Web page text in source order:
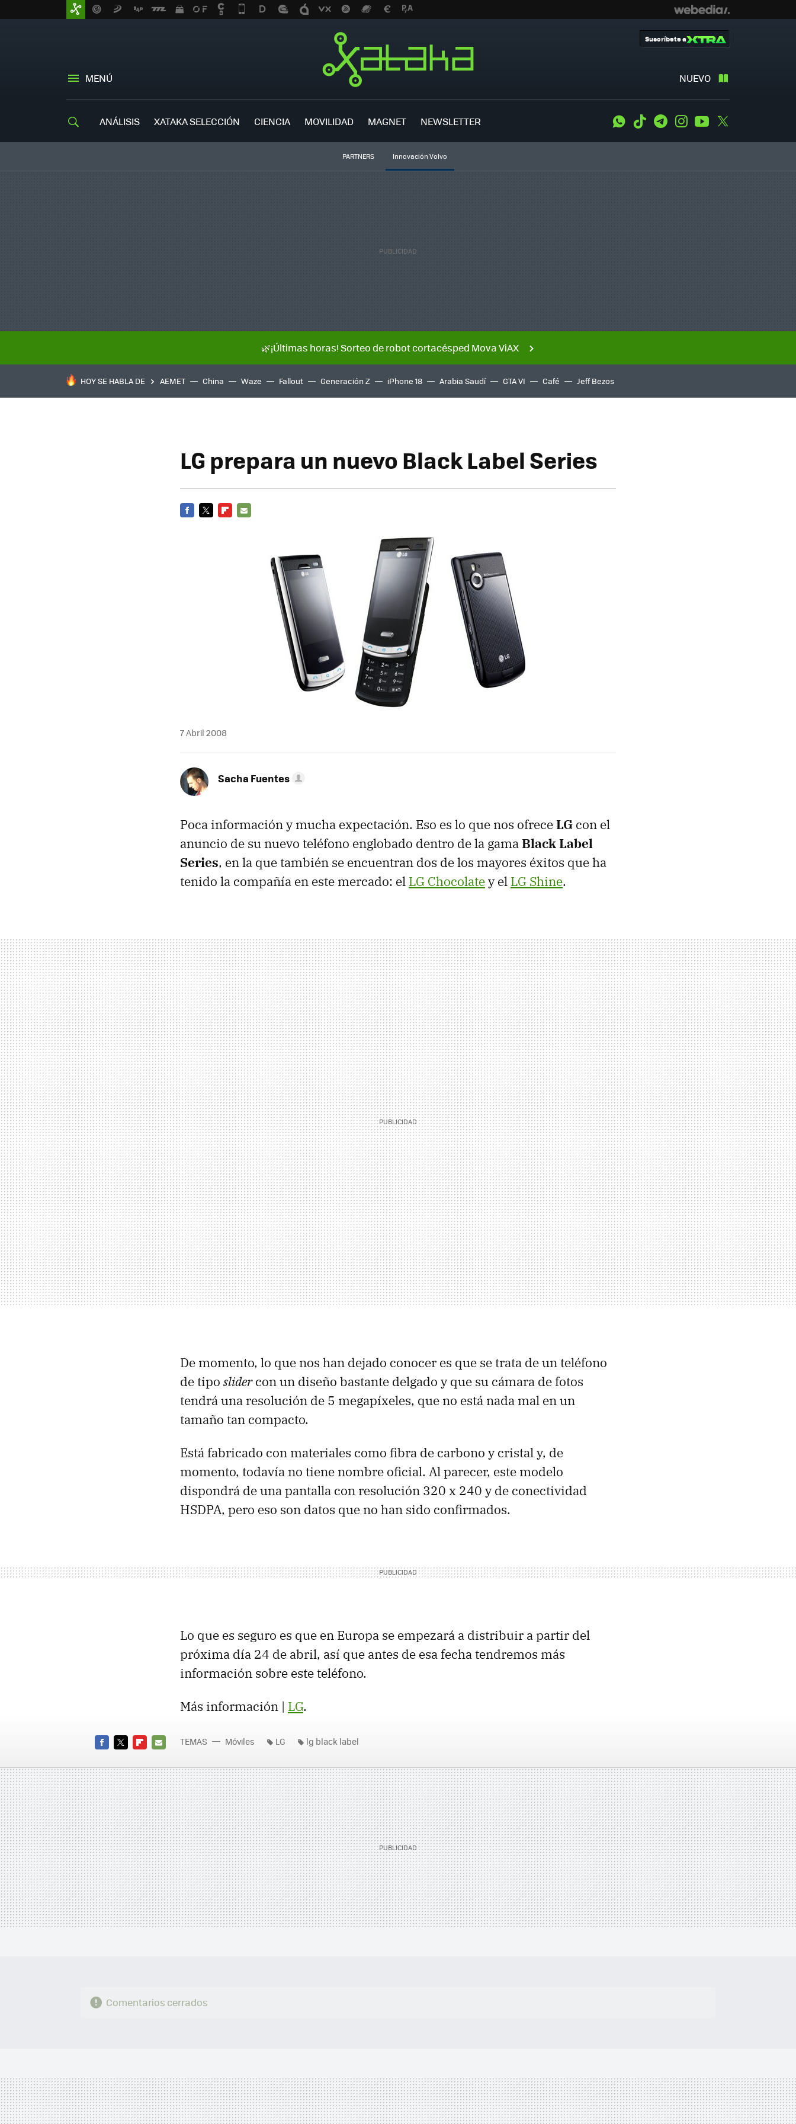
MENÚ NUEVO
Suscríbete a
ANÁLISIS XATAKA SELECCIÓN CIENCIA MOVILIDAD MAGNET NEWSLETTER WhatsApp
Tiktok TelegramInstagramYoutube
PARTNERS Innovación Volvo
🌿¡Últimas horas! Sorteo de robot cortacésped Mova ViAX
HOY SE HABLA DE AEMET China Waze Fallout Generación Z iPhone 18 Arabia Saudí GTA VI Café Jeff Bezos
LG prepara un nuevo Black Label Series
7 Abril 2008
Sacha Fuentes
Poca información y mucha expectación. Eso es lo que nos ofreceLG con el
anuncio de su nuevo teléfono englobado dentro de la gamaBlack Label
Series, en la que también se encuentran dos de los mayores éxitos que ha
tenido la compañía en este mercado: el LG Chocolatey el LG Shine.
De momento, lo que nos han dejado conocer es que se trata de un teléfono
de tipo slidercon un diseño bastante delgado y que su cámara de fotos
tendrá una resolución de 5 megapíxeles, que no está nada mal en un
tamaño tan compacto.
Está fabricado con materiales como fibra de carbono y cristal y, de
momento, todavía no tiene nombre oficial. Al parecer, este modelo
dispondrá de una pantalla con resolución 320 x 240 y de conectividad
HSDPA, pero eso son datos que no han sido confirmados.
Lo que es seguro es que en Europa se empezará a distribuir a partir del
próxima día 24 de abril, así que antes de esa fecha tendremos más
información sobre este teléfono.
Más información | LG.
MAIL
TEMAS Móviles LG lg black label
Comentarios cerrados